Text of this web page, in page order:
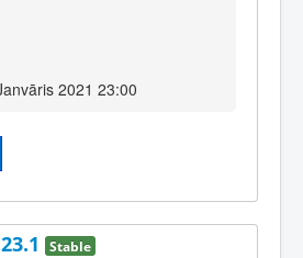
2021 23:00
Stable